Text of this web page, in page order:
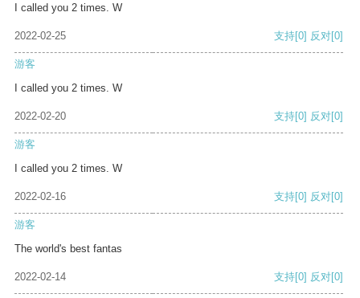
I called you 2 times. W
2022-02-25 支持[0] 反对[0]
游客
I called you 2 times. W
2022-02-20 支持[0] 反对[0]
游客
I called you 2 times. W
2022-02-16 支持[0] 反对[0]
游客
The world's best fantas
2022-02-14 支持[0] 反对[0]